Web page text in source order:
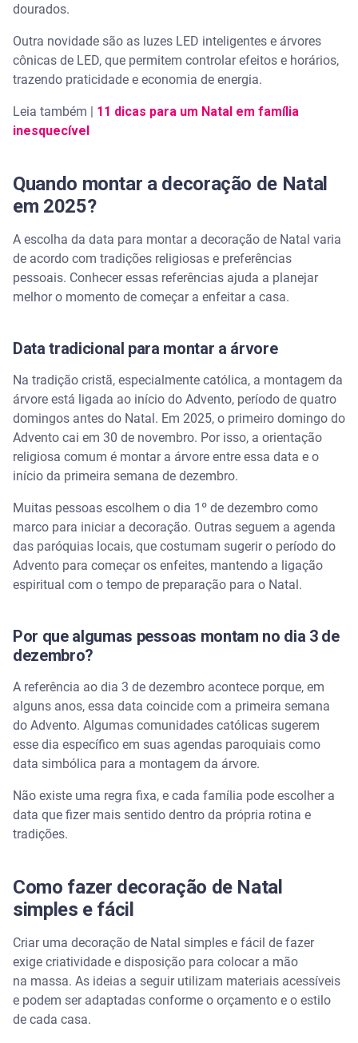
com tranquilidade
Perguntas frequentes sobre decoração de Natal
Quando tem que montar a decoração de Natal?
Qual o dia certo para montar a árvore de Natal em
2025?
Porque montar a árvore de Natal no dia 3?
dourados.
Outra novidade são as luzes LED inteligentes e árvores
cônicas de LED, que permitem controlar efeitos e horários,
trazendo praticidade e economia de energia.
Leia também | 11 dicas para um Natal em família
inesquecível
Quando montar a decoração de Natal
em 2025?
A escolha da data para montar a decoração de Natal varia
de acordo com tradições religiosas e preferências
pessoais. Conhecer essas referências ajuda a planejar
melhor o momento de começar a enfeitar a casa.
Data tradicional para montar a árvore
Na tradição cristã, especialmente católica, a montagem da
árvore está ligada ao início do Advento, período de quatro
domingos antes do Natal. Em 2025, o primeiro domingo do
Advento cai em 30 de novembro. Por isso, a orientação
religiosa comum é montar a árvore entre essa data e o
início da primeira semana de dezembro.
Muitas pessoas escolhem o dia 1º de dezembro como
marco para iniciar a decoração. Outras seguem a agenda
das paróquias locais, que costumam sugerir o período do
Advento para começar os enfeites, mantendo a ligação
espiritual com o tempo de preparação para o Natal.
Por que algumas pessoas montam no dia 3 de
dezembro?
A referência ao dia 3 de dezembro acontece porque, em
alguns anos, essa data coincide com a primeira semana
do Advento. Algumas comunidades católicas sugerem
esse dia específico em suas agendas paroquiais como
data simbólica para a montagem da árvore.
Não existe uma regra fixa, e cada família pode escolher a
data que fizer mais sentido dentro da própria rotina e
tradições.
Como fazer decoração de Natal
simples e fácil
Criar uma decoração de Natal simples e fácil de fazer
exige criatividade e disposição para colocar a mão
na massa. As ideias a seguir utilizam materiais acessíveis
e podem ser adaptadas conforme o orçamento e o estilo
de cada casa.